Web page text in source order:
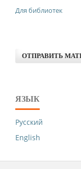
Для библиотек
ОТПРАВИТЬ
ЯЗЫК
Русский
English